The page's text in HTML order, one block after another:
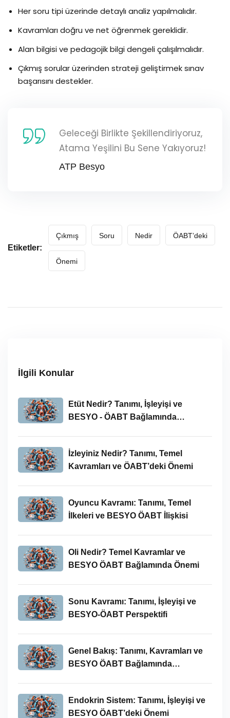
Her soru tipi üzerinde detaylı analiz yapılmalıdır.
Kavramları doğru ve net öğrenmek gereklidir.
Alan bilgisi ve pedagojik bilgi dengeli çalışılmalıdır.
Çıkmış sorular üzerinden strateji geliştirmek sınav
başarısını destekler.
Geleceği Birlikte Şekillendiriyoruz,
Atama Yeşilini Bu Sene Yakıyoruz!
ATP Besyo
Etiketler:
Çıkmış Soru Nedir ÖABT’deki
Önemi
İlgili Konular
Etüt Nedir? Tanımı, İşleyişi ve
BESYO - ÖABT Bağlamında
İzleyiniz Nedir? Tanımı, Temel
Kavramları ve ÖABT’deki Önemi
Oyuncu Kavramı: Tanımı, Temel
İlkeleri ve BESYO ÖABT İlişkisi
Oli Nedir? Temel Kavramlar ve
BESYO ÖABT Bağlamında Önemi
Sonu Kavramı: Tanımı, İşleyişi ve
BESYO-ÖABT Perspektifi
Genel Bakış: Tanımı, Kavramları ve
BESYO ÖABT Bağlamında
Endokrin Sistem: Tanımı, İşleyişi ve
BESYO ÖABT’deki Önemi